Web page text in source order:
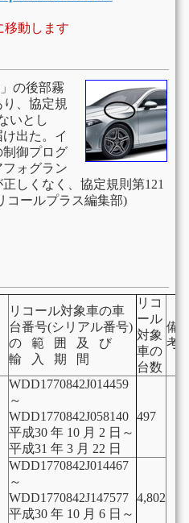
移動します
の後部霧
、協定規
いとし
出た。イ
制御プログ
ォグラン
しくなく、協定規則第121
コールプラス編集部)
リコール対象車の車
台番号(シリアル番号)
の 範 囲 及 び
輸 入 期 間
リコ
ール
対象
車の
台数
考
WDD1770842J014459
～
WDD1770842J058140
平成30 年 10 月 2 日～
平成31 年 3 月 22 日
497
WDD1770842J014467
～
WDD1770842J147577
平成30 年 10 月 6 日～
4,802